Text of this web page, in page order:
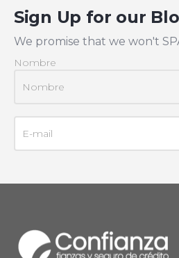
Sign Up for our
We promise that we won't
Nombre